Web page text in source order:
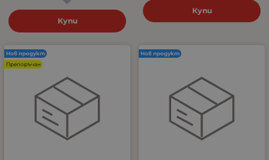
Купи
Купи
Нов продукт
Препоръчан
Нов продукт